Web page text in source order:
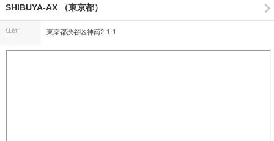
SHIBUYA-AX （東京都）
住所 東京都渋谷区神南2-1-1